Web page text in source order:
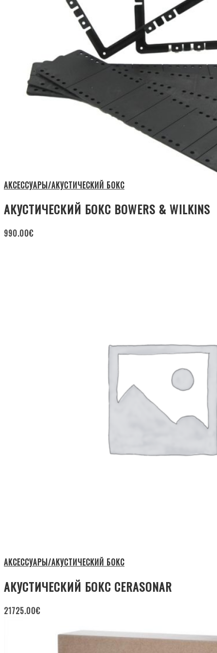
АКСЕССУАРЫ/АКУСТИЧЕСКИЙ БОКС
АКУСТИЧЕСКИЙ БОКС BOWERS & WILKINS
990.00€
АКСЕССУАРЫ/АКУСТИЧЕСКИЙ БОКС
АКУСТИЧЕСКИЙ БОКС CERASONAR
21725.00€